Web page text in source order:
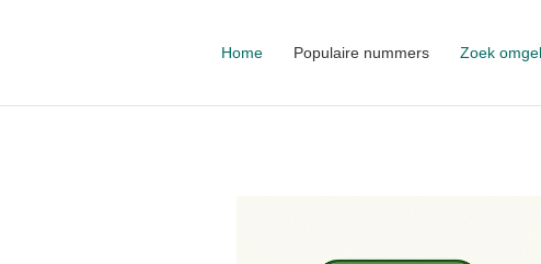
Home Populaire nummers Zoek